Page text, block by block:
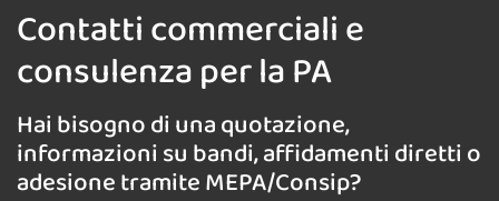
Contatti commerciali e
consulenza per la PA
Hai bisogno di una quotazione,
informazioni su bandi, affidamenti diretti o
adesione tramite MEPA/Consip?